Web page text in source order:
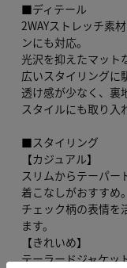
■ディテール
2WAYストレッチ素
ンにも対応。
光沢を抑えたマット
広いスタイリングに
透け感が少なく、裏
スタイルにも取り入
■スタイリング
【カジュアル】
スリムからテーパー
着こなしがおすすめ。
チェック柄の表情を
ます。
【きれいめ】
テーラードジャケッ